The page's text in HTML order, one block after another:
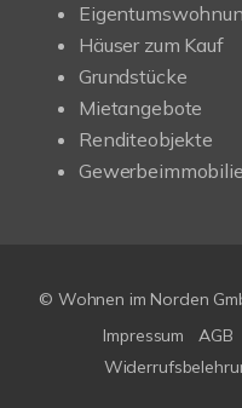
Häuser zum Kauf
Grundstücke
Mietangebote
Renditeobjekte
© Wohnen im Norden
Impressum
AGB